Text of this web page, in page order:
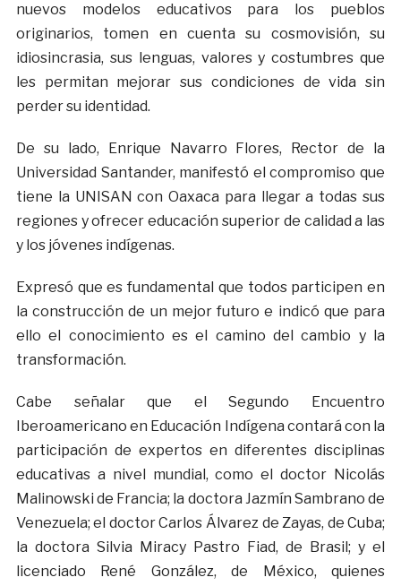
nuevos modelos educativos para los pueblos
originarios, tomen en cuenta su cosmovisión, su
idiosincrasia, sus lenguas, valores y costumbres que
les permitan mejorar sus condiciones de vida sin
perder su identidad.
De su lado, Enrique Navarro Flores, Rector de la
Universidad Santander, manifestó el compromiso que
tiene la UNISAN con Oaxaca para llegar a todas sus
regiones y ofrecer educación superior de calidad a las
y los jóvenes indígenas.
Expresó que es fundamental que todos participen en
la construcción de un mejor futuro e indicó que para
ello el conocimiento es el camino del cambio y la
transformación.
Cabe señalar que el Segundo Encuentro
Iberoamericano en Educación Indígena contará con la
participación de expertos en diferentes disciplinas
educativas a nivel mundial, como el doctor Nicolás
Malinowski de Francia; la doctora Jazmín Sambrano de
Venezuela; el doctor Carlos Álvarez de Zayas, de Cuba;
la doctora Silvia Miracy Pastro Fiad, de Brasil; y el
licenciado René González, de México, quienes